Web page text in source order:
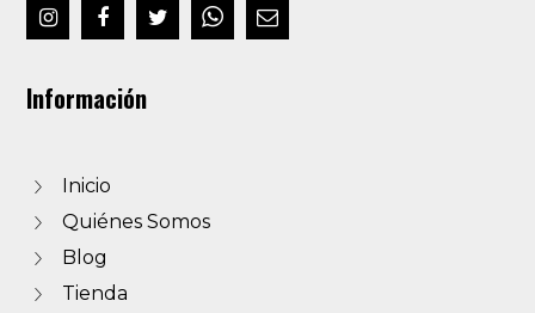
Información
Inicio
Quiénes Somos
Blog
Tienda